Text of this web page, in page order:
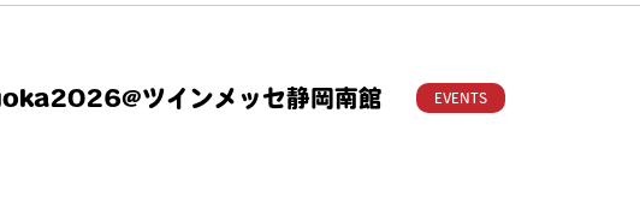
ツインメッセ静岡南館 EVENTS